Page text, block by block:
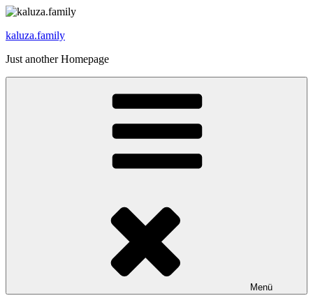
Zum
springen
kaluza.family
Just another Homepage
Menü